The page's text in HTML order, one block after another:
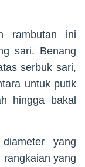
rambutan ini
sari. Benang
serbuk sari,
untuk putik
hingga bakal
yang
yang